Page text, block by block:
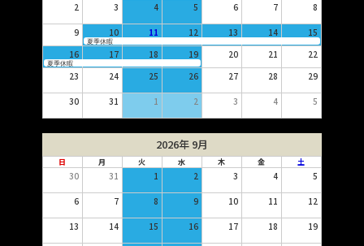
2 3 4 5 6 7 8
9 10 11 12 13 14 15
夏季休暇
16 17 18 19 20 21 22
夏季休暇
23 24 25 26 27 28 29
30 31 1 2 3 4 5
2026年 9月
日 月 火 水 木 金 土
30 31 1 2 3 4 5
6 7 8 9 10 11 12
13 14 15 16 17 18 19